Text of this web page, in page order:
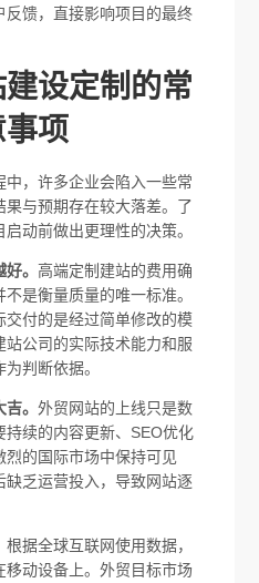
馈，直接影响项目的最终
设定制的常
项
，许多企业会陷入一些常
果与预期存在较大落差。了
动前做出更理性的决策。
好。高端定制建站的费用确
是衡量质量的唯一标准。
付的是经过简单修改的模
公司的实际技术能力和服
判断依据。
吉。外贸网站的上线只是数
续的内容更新、SEO优化
烈的国际市场中保持可见
乏运营投入，导致网站逐
根据全球互联网使用数据，
动设备上。外贸目标市场